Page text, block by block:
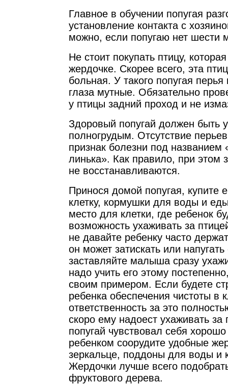
Главное в обучении попугая
установление контакта с
можно, если попугаю нет шести
Не стоит покупать птицу,
жердочке. Скорее всего, эта
больная. У такого попугая
глаза мутные. Обязательно
у птицы задний проход и не
Здоровый попугай должен быть
полногрудым. Отсутствие
признак болезни под названием
линька». Как правило, при этом
не восстанавливаются.
Принося домой попугая, купите
клетку, кормушки для воды и
место для клетки, где ребенок
возможность ухаживать за
не давайте ребенку часто
он может затискать или
заставляйте малыша сразу
надо учить его этому
своим примером. Если будете
ребенка обеспечения чистоты в
ответственность за это
скоро ему надоест ухаживать за
попугай чувствовал себя
ребенком соорудите удобные
зеркальце, поддоны для воды и
Жердочки лучше всего
фруктового дерева.